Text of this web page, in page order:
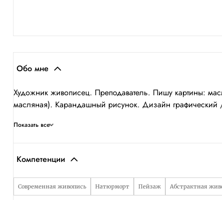
Обо мне
Художник живописец. Преподаватель. Пишу картины:
масляная). Карандашный рисунок. Дизайн графический
Показать все
Компетенции
Современная живопись Натюрморт Пейзаж Абстрактная